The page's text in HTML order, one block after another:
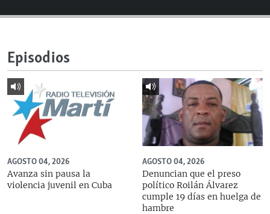
LA INVASIÓN DE RUSIA A UCRANIA
Episodios
AGOSTO 04, 2026
Avanza sin pausa la
violencia juvenil en Cuba
AGOSTO 04, 2026
Denuncian que el preso
político Roilán Álvarez
cumple 19 días en huelga de
hambre